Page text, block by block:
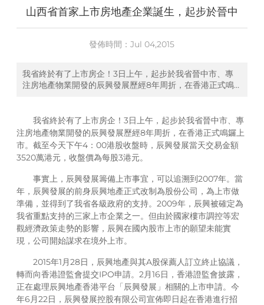
山西省首家上市房地產企業誕生，起步於晉中
發佈時間：Jul 04,2015
我省終於有了上市房企！3日上午，起步於我省晉中市、專
注房地產物業開發的辰興發展歷經8年周折，在香港正式鳴
展籌備上市事宜，可追溯到2007年。當年，辰興發展的前身
辰興地產正式改制為股份公司，為上市做準備，並得到了我
省各級政府的支持。2009年，辰興被確定為我省重點支持的
三家上市企業。
我省終於有了上市房企！3日上午，起步於我省晉中市、專
注房地產物業開發的辰興發展歷經8年周折，在香港正式鳴鑼上
市。截至今天下午4：00港股收盤時，辰興發展當天交易金額
3520萬港元，收盤價為每股3港元。
事實上，辰興發展籌備上市事宜，可以追溯到2007年。當
年，辰興發展的前身辰興地產正式改制為股份公司，為上市做
準備，並得到了我省各級政府的支持。2009年，辰興被確定為
我省重點支持的三家上市企業之一。但由於國家樓市調控等宏
觀經濟政策走勢的影響，辰興在國內股市上市的願望未能實
現，公司開始謀求在境外上市。
2015年1月28日，辰興地產與其A股保薦人訂立終止協議，
轉而向香港證監會提交IPO申請。2月16日，香港證監會披露，
正在處理辰興地產香港平台「辰興發展」相關的上市申請。今
年6月22日，辰興發展控股有限公司宣佈即日起在香港進行招